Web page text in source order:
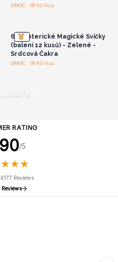
DMOC : 78 Kč/kus
Přihlaste se nebo se
6x Esoterické Magické Svíčky
(balení 12 kusů) - Zelené -
Srdcová Čakra
DMOC : 78 Kč/kus
more
RATING
/5
★★★
★★★
Reviews
Reviews